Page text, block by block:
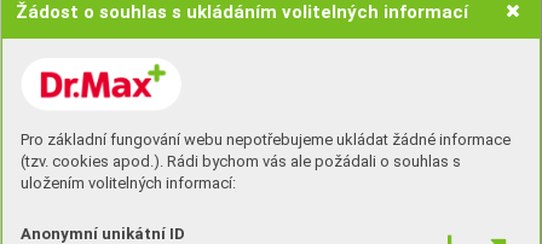
Žádost o souhlas s ukládáním volitelných informací
Pro základní fungování webu nepotřebujeme ukládat žádné informace
(tzv. cookies apod.). Rádi bychom vás ale požádali o souhlas s
uložením volitelných informací:
Anonymní unikátní ID